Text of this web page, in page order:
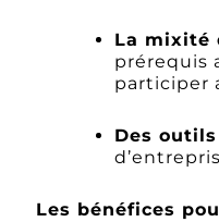
La mixité
prérequis
participer
Des
Les bénéfices